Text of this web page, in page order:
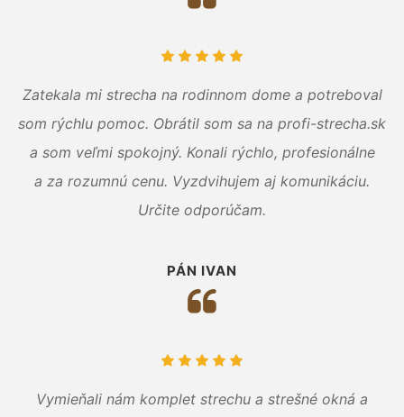
Zatekala mi strecha na rodinnom dome a potreboval
som rýchlu pomoc. Obrátil som sa na profi-strecha.sk
a som veľmi spokojný. Konali rýchlo, profesionálne
a za rozumnú cenu. Vyzdvihujem aj komunikáciu.
Určite odporúčam.
PÁN IVAN
Vymieňali nám komplet strechu a strešné okná a